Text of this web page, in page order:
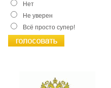
Нет
Не уверен
Всё просто супер!